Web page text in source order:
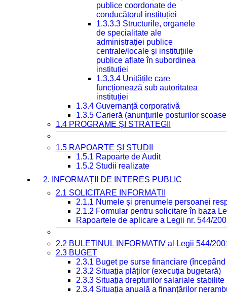
publice coordonate de
conducătorul instituției
1.3.3.3 Structurile, organele
de specialitate ale
administrației publice
centrale/locale și instituțiile
publice aflate în subordinea
instituției
1.3.3.4 Unitățile care
funcționează sub autoritatea
instituției
1.3.4 Guvernanță corporativă
1.3.5 Carieră (anunțurile posturilor
1.4 PROGRAME ȘI STRATEGII
1.5 RAPOARTE ȘI STUDII
1.5.1 Rapoarte de Audit
1.5.2 Studii realizate
2. INFORMAȚII DE INTERES PUBLIC
2.1 SOLICITARE INFORMAȚII
2.1.1 Numele și prenumele persoanei
2.1.2 Formular pentru solicitare în baza
Rapoartele de aplicare a Legii nr. 544/
2.2 BULETINUL INFORMATIV al Legii 544/
2.3 BUGET
2.3.1 Buget pe surse financiare
2.3.2 Situația plăților (execuția bugetară)
2.3.3 Situația drepturilor salariale
2.3.4 Situația anuală a finanțărilor